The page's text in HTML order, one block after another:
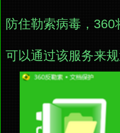
防住勒索病毒，
可以通过该服务来